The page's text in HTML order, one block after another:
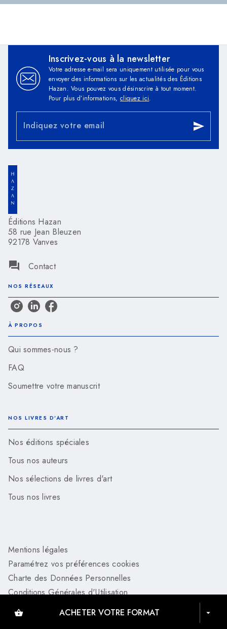
shopping_basket ACHETER VOTRE FORMAT arrow_drop_down
Inscrivez-vous à la newsletter
Votre adresse e-mail sera uniquement utilisée pour vous
envoyer des informations sur les actualités des Éditions
Hazan. Vous pouvez vous désinscrire à tout moment.
Pour plus d’informations, cliquez ici.
Indiquez votre email send
Éditions Hazan
58 rue Jean Bleuzen
92178 Vanves
question_answer Contact
NOS RÉSEAUX
À PROPOS
Qui sommes-nous ?
FAQ
Soumettre votre manuscrit
NOS LIVRES D'ART
Nos éditions spéciales
Tous nos auteurs
Nos sélections de livres d'art
Tous nos livres
Mentions légales
Paramétrez vos préférences cookies
Charte des Données Personnelles
Conditions Générales d'Utilisation
Charte de référencement